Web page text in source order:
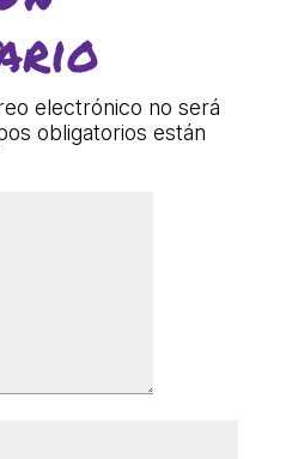
electrónico no será
obligatorios están